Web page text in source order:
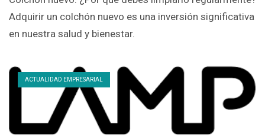
Adquirir un colchón nuevo es una inversión significativa
en nuestra salud y bienestar.
ACTUALIDAD EMPRESARIAL